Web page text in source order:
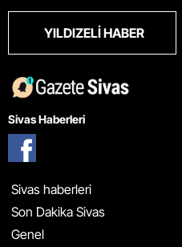
YILDIZELI HABER
Sivas Haberleri
Sivas haberleri
Son Dakika Sivas
Genel